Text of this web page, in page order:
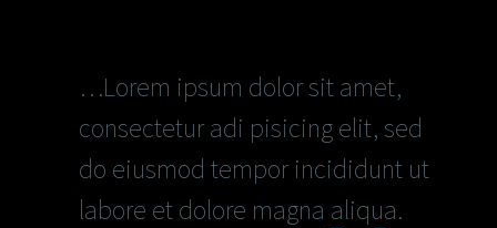
…Lorem ipsum dolor sit amet,
consectetur adi pisicing elit, sed
do eiusmod tempor incididunt ut
labore et dolore magna aliqua.